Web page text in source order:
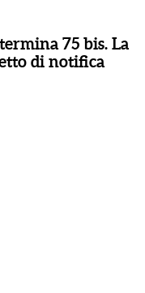
75 bis. La
di notifica